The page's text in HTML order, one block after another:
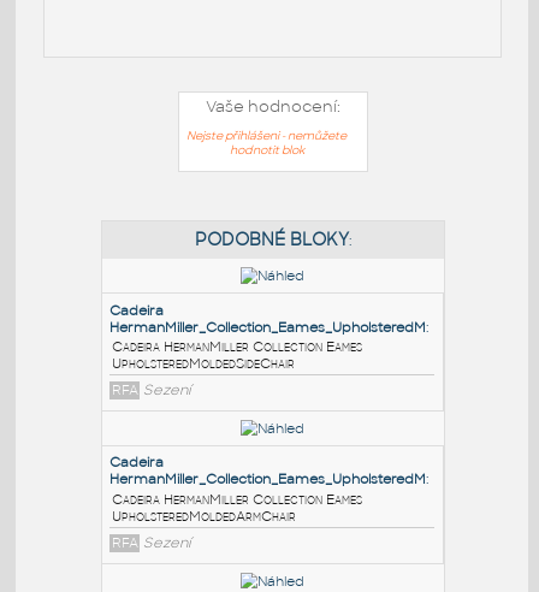
Vaše hodnocení:
Nejste přihlášeni - nemůžete
hodnotit blok
PODOBNÉ BLOKY
Cadeira
HermanMiller_Collection_Eames_UpholsteredM
Cadeira HermanMiller Collection Eames
UpholsteredMoldedSideChair